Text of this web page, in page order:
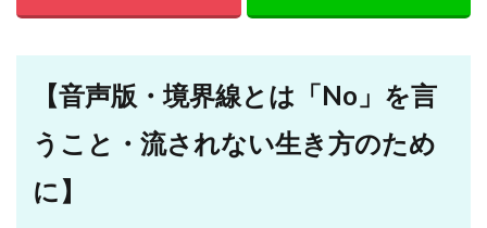
【音声版・境界線とは「No」を言
うこと・流されない生き方のため
に】